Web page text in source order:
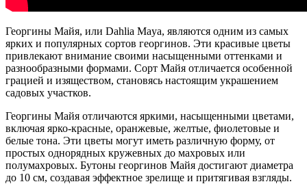
Георгины Майя, или Dahlia Maya, являются одним из самых
ярких и популярных сортов георгинов. Эти красивые цветы
привлекают внимание своими насыщенными оттенками и
разнообразными формами. Сорт Майя отличается особенной
грацией и изяществом, становясь настоящим украшением
садовых участков.
Георгины Майя отличаются яркими, насыщенными цветами,
включая ярко-красные, оранжевые, желтые, фиолетовые и
белые тона. Эти цветы могут иметь различную форму, от
простых однорядных кружевных до махровых или
полумахровых. Бутоны георгинов Майя достигают диаметра
до 10 см, создавая эффектное зрелище и притягивая взгляды.